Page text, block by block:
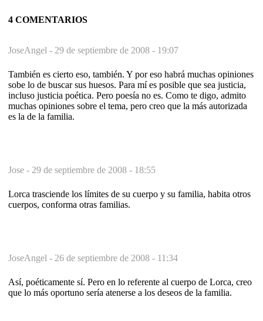
4 COMENTARIOS
JoseAngel - 29 de septiembre de 2008 - 19:07
También es cierto eso, también. Y por eso habrá muchas opiniones
sobe lo de buscar sus huesos. Para mí es posible que sea justicia,
incluso justicia poética. Pero poesía no es. Como te digo, admito
muchas opiniones sobre el tema, pero creo que la más autorizada
es la de la familia.
Jose - 29 de septiembre de 2008 - 18:55
Lorca trasciende los límites de su cuerpo y su familia, habita otros
cuerpos, conforma otras familias.
JoseAngel - 26 de septiembre de 2008 - 11:34
Así, poéticamente sí. Pero en lo referente al cuerpo de Lorca, creo
que lo más oportuno sería atenerse a los deseos de la familia.